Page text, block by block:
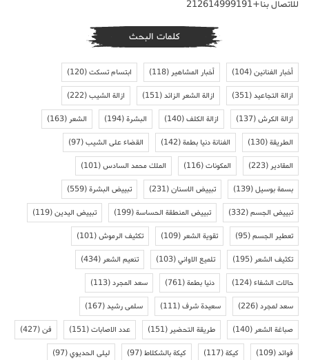
للاتصال بنا+212614999191
كلمات البحث
أخبار الفنانين(104) أخبار المشاهير(118) ابتسام تسكت(120)
ازالة التجاعيد(351) ازالة الشعر الزائد(151) ازالة الشيب(222)
ازالة الكرش(137) ازالة الكلف(140) البشرة(194) الشعر(163)
الطريقة(130) الفنانة دنيا بطمة(142) القضاء على الشيب(97)
المقادير(223) المكونات(116) الملك محمد السادس(101)
بسمة بوسيل(139) تبييض الاسنان(231) تبييض البشرة(559)
تبييض الجسم(332) تبييض المنطقة الحساسة(199) تبييض اليدين(119)
تعطير الجسم(95) تقوية الشعر(109) تكثيف الرموش(101)
تكثيف الشعر(195) تلميع الاواني(103) تنعيم الشعر(434)
حالات الشفاء(124) دنيا بطمة(761) سعد المجرد(113)
سعد لمجرد(226) سعيدة شرف(111) سلمى رشيد(167)
صباغة الشعر(140) طريقة التحضير(151) عدد الاصابات(151) فن(427)
فوائد(109) كيكة(117) كيكة بالشكلاط(97) ليلى الحديوي(97)